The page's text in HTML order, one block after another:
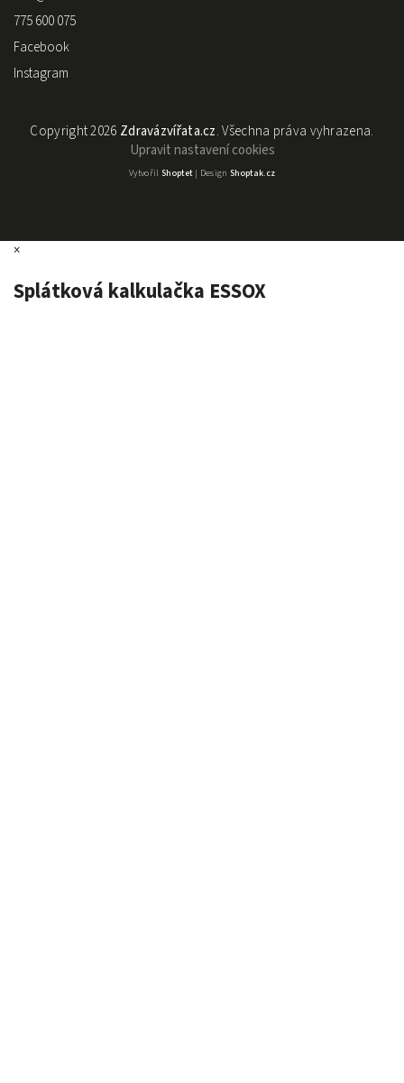
775 600 075
Facebook
Instagram
Copyright 2026 Zdravázvířata.cz. Všechna práva vyhrazena.
Upravit nastavení cookies
Vytvořil Shoptet| Design Shoptak.cz
×
Splátková kalkulačka ESSOX